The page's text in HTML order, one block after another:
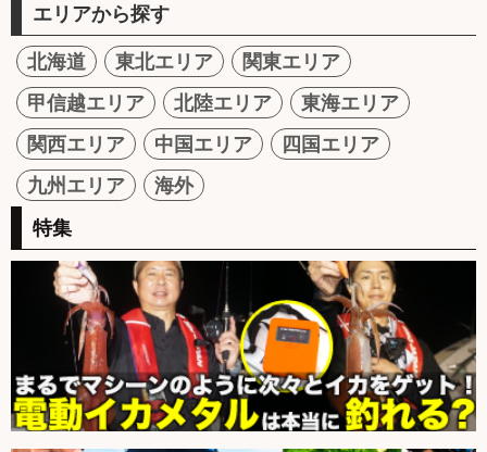
エリアから探す
北海道 東北エリア
関東エリア
甲信越エリア
北陸エリア
東海エリア
関西エリア
中国エリア
四国エリア
九州エリア
海外
特集